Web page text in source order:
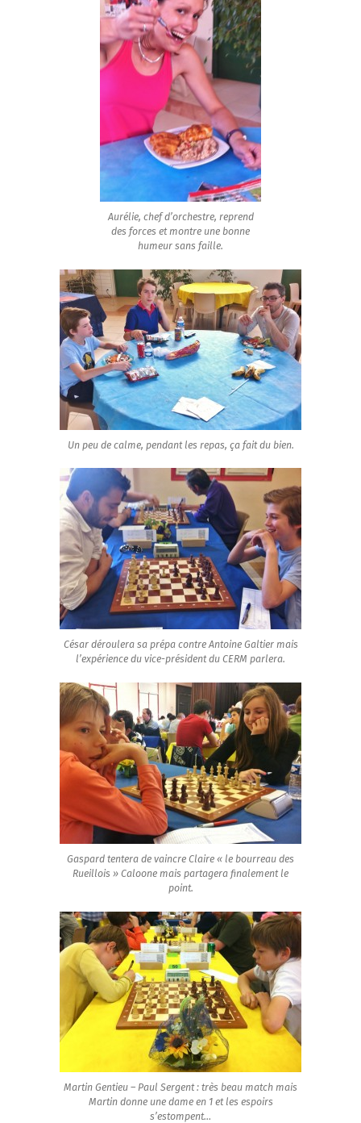
Aurélie, chef d’orchestre, reprend
des forces et montre une bonne
humeur sans faille.
Un peu de calme, pendant les repas, ça fait du bien.
César déroulera sa prépa contre Antoine Galtier mais
l’expérience du vice-président du CERM parlera.
Gaspard tentera de vaincre Claire « le bourreau des
Rueillois » Caloone mais partagera finalement le
point.
Martin Gentieu – Paul Sergent : très beau match mais
Martin donne une dame en 1 et les espoirs
s’estompent…